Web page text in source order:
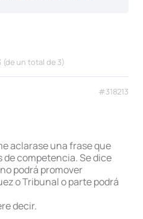
(de un total de 3)
#318213
aclarase una frase que
competencia. Se dice
podrá promover
o Tribunal o parte podrá
decir.